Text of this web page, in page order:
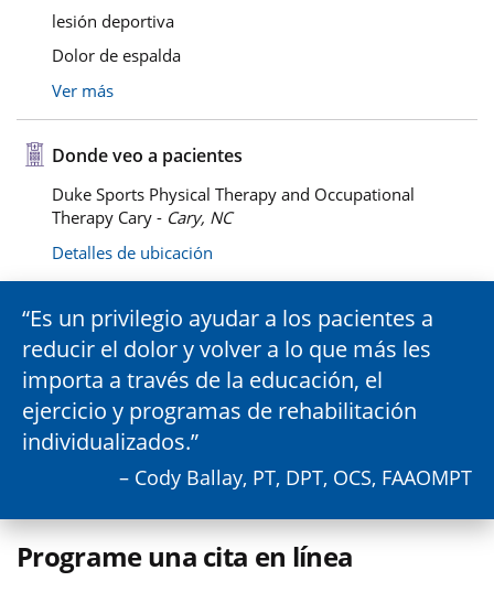
lesión deportiva
Dolor de espalda
Ver más
Donde veo a pacientes
Duke Sports Physical Therapy and Occupational
Therapy Cary - Cary, NC
Detalles de ubicación
Es un privilegio ayudar a los pacientes a
reducir el dolor y volver a lo que más les
importa a través de la educación, el
ejercicio y programas de rehabilitación
individualizados.
– Cody Ballay, PT, DPT, OCS, FAAOMPT
Programe una cita en línea